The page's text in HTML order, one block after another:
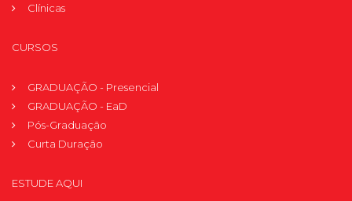
Clínicas
CURSOS
GRADUAÇÃO - Presencial
GRADUAÇÃO - EaD
Pós-Graduação
Curta Duração
ESTUDE AQUI